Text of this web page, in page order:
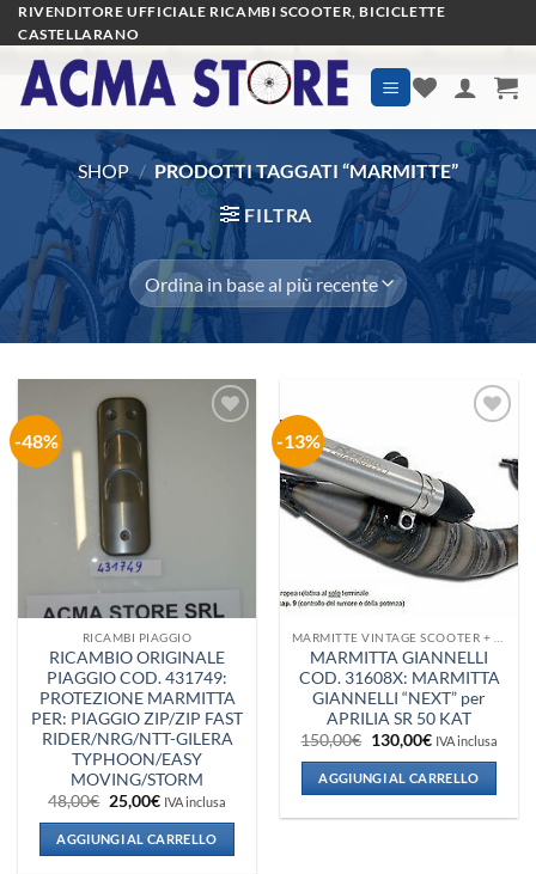
Salta
ai
contenuti
RIVENDITORE UFFICIALE RICAMBI SCOOTER, BICICLETTE
CASTELLARANO
SHOP / PRODOTTI TAGGATI “MARMITTE”
FILTRA
-48%
RICAMBI PIAGGIO
RICAMBIO ORIGINALE
PIAGGIO COD. 431749:
PROTEZIONE MARMITTA
PER: PIAGGIO ZIP/ZIP FAST
RIDER/NRG/NTT-GILERA
TYPHOON/EASY
MOVING/STORM
48,00€ Il
prezzo
originale
era:
48,00€.
25,00€Il
attuale
è:
25,00€.
IVA inclusa
AGGIUNGI AL CARRELLO
-13%
alla lista
desideri
MARMITTA GIANNELLI
COD. 31608X: MARMITTA
GIANNELLI “NEXT” per
APRILIA SR 50 KAT
150,00€ Il
prezzo
originale
era:
150,00€.
130,00€Il
attuale
è:
130,00€.
IVA inclusa
AGGIUNGI AL CARRELLO